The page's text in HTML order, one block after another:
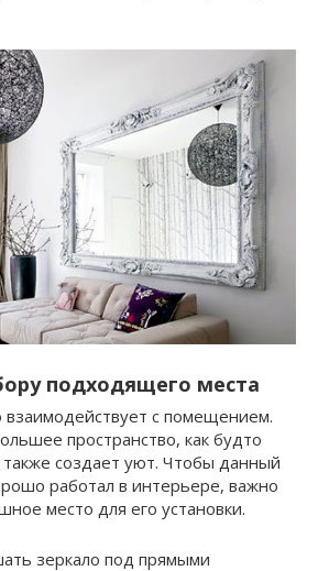
подходящего места
взаимодействует с помещением.
пространство, как будто
также создает уют. Чтобы данный
работал в интерьере, важно
место для его установки.
зеркало под прямыми